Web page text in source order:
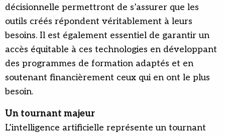
décisionnelle permettront de s’assurer que les
outils créés répondent véritablement à leurs
besoins. Il est également essentiel de garantir un
accès équitable à ces technologies en développant
des programmes de formation adaptés et en
soutenant financièrement ceux qui en ont le plus
besoin.
Un tournant majeur
L’intelligence artificielle représente un tournant